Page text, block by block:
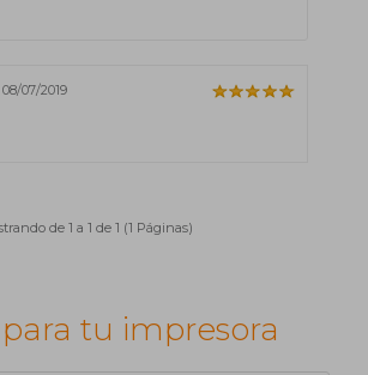
07/2019
de 1 a 1 de 1 (1 Páginas)
tu impresora